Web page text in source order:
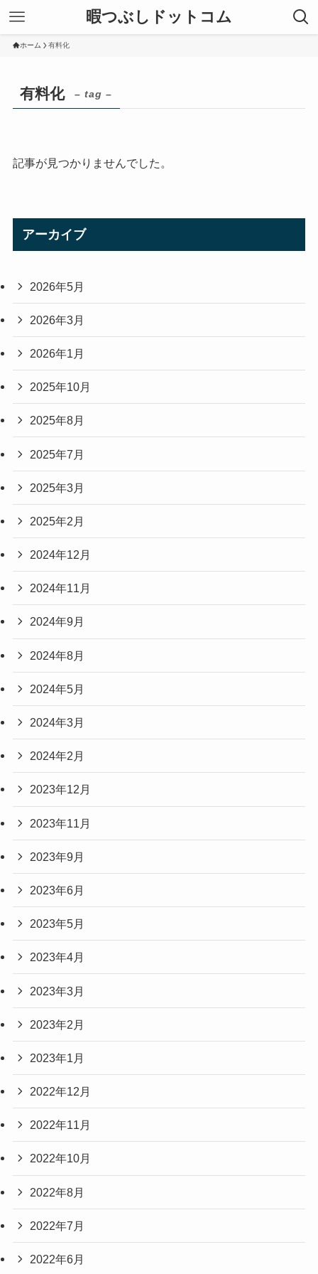
暇つぶしドットコム
ホーム 有料化
有料化 – tag –
記事が見つかりませんでした。
アーカイブ
2026年5月
2026年3月
2026年1月
2025年10月
2025年8月
2025年7月
2025年3月
2025年2月
2024年12月
2024年11月
2024年9月
2024年8月
2024年5月
2024年3月
2024年2月
2023年12月
2023年11月
2023年9月
2023年6月
2023年5月
2023年4月
2023年3月
2023年2月
2023年1月
2022年12月
2022年11月
2022年10月
2022年8月
2022年7月
2022年6月